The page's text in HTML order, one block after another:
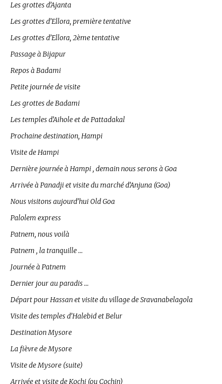
Les grottes d’Ajanta
Les grottes d’Ellora, première tentative
Les grottes d’Ellora, 2ème tentative
Passage à Bijapur
Repos à Badami
Petite journée de visite
Les grottes de Badami
Les temples d’Aihole et de Pattadakal
Prochaine destination, Hampi
Visite de Hampi
Dernière journée à Hampi , demain nous serons à Goa
Arrivée à Panadji et visite du marché d’Anjuna (Goa)
Nous visitons aujourd’hui Old Goa
Palolem express
Patnem, nous voilà
Patnem , la tranquille …
Journée à Patnem
Dernier jour au paradis …
Départ pour Hassan et visite du village de Sravanabelagola
Visite des temples d’Halebid et Belur
Destination Mysore
La fièvre de Mysore
Visite de Mysore (suite)
Arrivée et visite de Kochi (ou Cochin)